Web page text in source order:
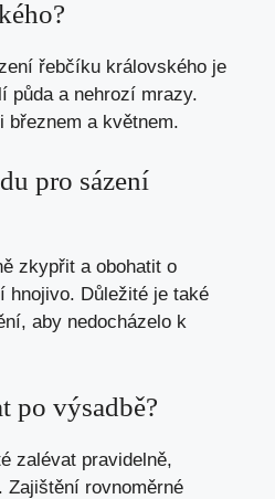
řebčíku královského je
půda a nehrozí mrazy.
březnem a květnem.
pro sázení
zkypřit a obohatit o
hnojivo. Důležité je také
aby nedocházelo k
po výsadbě?
zalévat pravidelně,
Zajištění rovnoměrné